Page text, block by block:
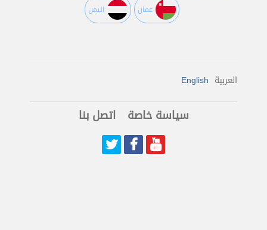
عمان اليمن
العربية English
سياسة خاصة اتصل بنا